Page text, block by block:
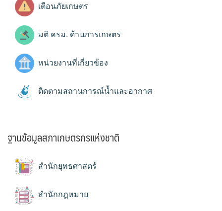
เตือนภัยเกษตร
มติ ครม. ด้านการเกษตร
หน่วยงานที่เกี่ยวข้อง
ติดตามสถานการณ์น้ำและอากาศ
ฐานข้อมูลสภาเกษตรกรแห่งชาติ
สำนักยุทธศาสตร์
สำนักกฎหมาย